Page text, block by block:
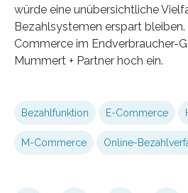
würde eine unübersichtliche
Bezahlsystemen erspart
Commerce im Endverbraucher-
Mummert + Partner hoch ein.
Bezahlfunktion E-Commerce
M-Commerce Online-